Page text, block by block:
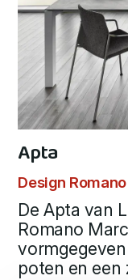
Apta
Design
De Apta van
Romano
poten en een